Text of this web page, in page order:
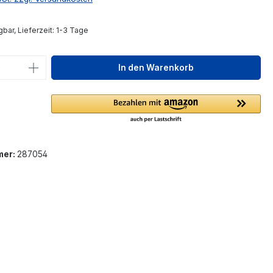
Lieferzeit: 1-3 Tage
Anzahl: Gib den gewünschten Wert
In den Warenkorb
287054